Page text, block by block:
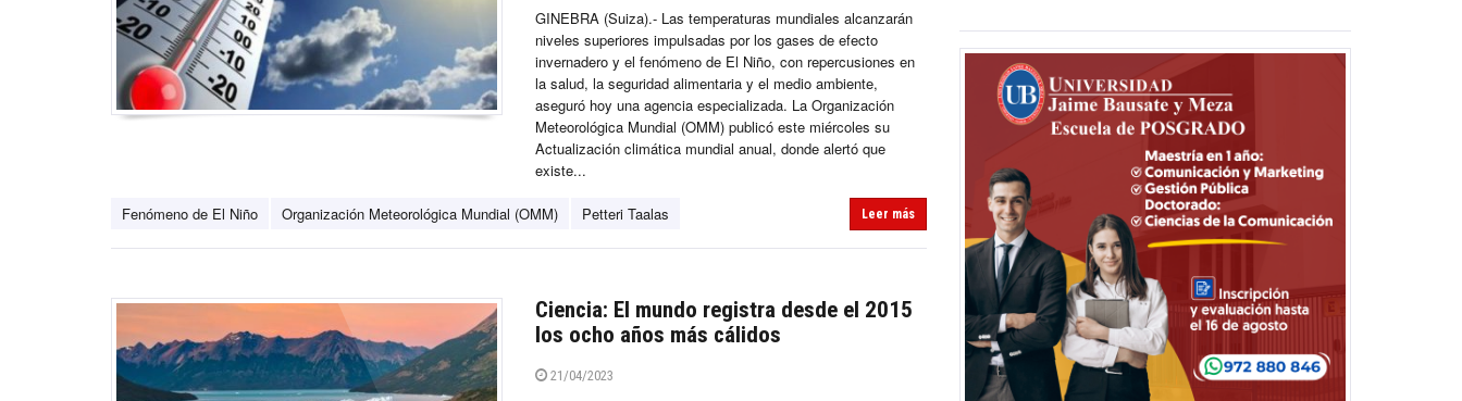
GINEBRA (Suiza).- Las temperaturas mundiales alcanzarán
niveles superiores impulsadas por los gases de efecto
invernadero y el fenómeno de El Niño, con repercusiones en
la salud, la seguridad alimentaria y el medio ambiente,
aseguró hoy una agencia especializada. La Organización
Meteorológica Mundial (OMM) publicó este miércoles su
Actualización climática mundial anual, donde alertó que
existe...
Fenómeno de El Niño Organización Meteorológica Mundial (OMM) Petteri Taalas Leer más
Ciencia: El mundo registra desde el 2015
los ocho años más cálidos
21/04/2023